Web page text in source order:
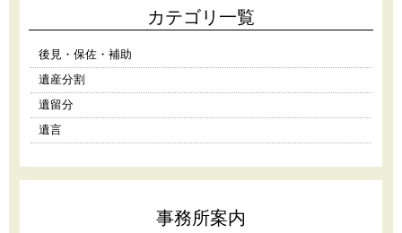
カテゴリ一覧
後見・保佐・補助
遺産分割
遺留分
遺言
事務所案内